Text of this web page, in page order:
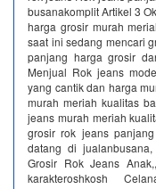
busanakomplit Artikel 3
harga grosir murah
saat ini sedang mencari
panjang harga grosir
Menjual Rok jeans
yang cantik dan harga
murah meriah kualitas
jeans murah meriah
grosir rok jeans
datang di
Grosir Rok Jeans
karakteroshkosh